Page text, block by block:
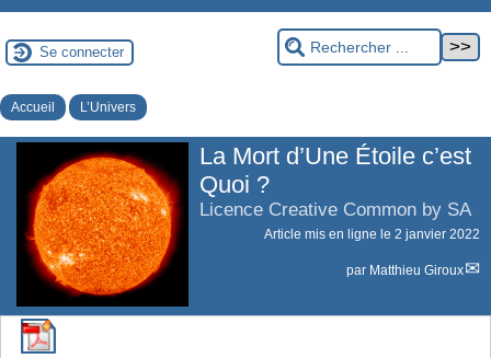
Se connecter
Accueil L’Univers
La Mort d’Une Étoile c’est
Quoi ?
Licence Creative Common by SA
Article mis en ligne le 2 janvier 2022
par Matthieu Giroux